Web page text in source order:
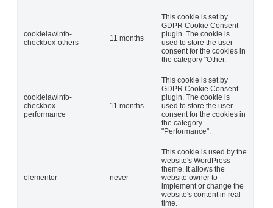
cookielawinfo-
checkbox-others
11 months
This cookie is set by
GDPR Cookie Consent
plugin. The cookie is
used to store the user
consent for the cookies in
the category "Other.
cookielawinfo-
checkbox-
performance
11 months
This cookie is set by
GDPR Cookie Consent
plugin. The cookie is
used to store the user
consent for the cookies in
the category
"Performance".
elementor never
This cookie is used by the
website's WordPress
theme. It allows the
website owner to
implement or change the
website's content in real-
time.